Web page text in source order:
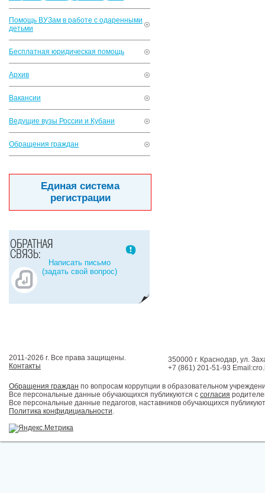
Помощь ВУЗам в работе с одаренными
детьми
Бесплатная юридическая помощь
Архив
Вакансии
Ведущие вузы России и Кубани
Обращения граждан
Единая система
регистрации
Написать письмо
(задать свой вопрос)
2011-2026 г. Все права защищены.
Контакты
350000 г. Краснодар, ул.
+7 (861) 201-51-93
Обращения граждан по вопросам коррупции в образовательном
Все персональные данные обучающихся публикуются с согласия
Все персональные данные педагогов, наставников обучающихся
Политика конфидициальности.